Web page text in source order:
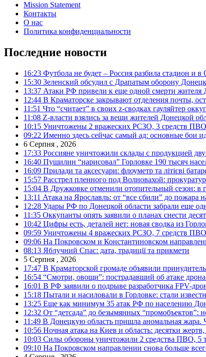
Mission Statement
Контакты
О нас
Политика конфиденциальности
Последние новости
16:23 Футбола не будет – Россия разбила стадион и в
15:30 Зеленский обсудил с Драпатым оборону
13:37 Атаки РФ привели к еще одной смерти жителя
12:44 В Краматорске закрывают отделения почты,
11:51 Что “считает” в своих z-сводках гауляйтер
11:08 Z-власти взялись за вещи жителей Донецкой
10:15 Уничтожены 2 вражеских РСЗО, 3 средств
09:22 Именно здесь сейчас самый ад: основные бои
6 Серпня , 2026
17:33 Россияне уничтожили склады с продукцией
16:40 Пушилин “нарисовал” Горловке 190 тысяч
16:09 Прилади та аксесуари: флоуметр та літієві
15:57 Расстрел пленного под Волновахой:
15:04 В Дружковке отменили отопительный сезон: в
13:11 Атака на Ярославль: от “все сбили” до пожара
12:28 Удары РФ по Донецкой области забрали еще
11:35 Оккупанты опять заявили о планах снести
10:42 Цифры есть, деталей нет: новая сводка из
09:59 Уничтожены 4 вражеских РСЗО, 7 средств
09:06 На Покровском и Константиновском
08:13 Яблучний Спас: дата, традиції та прикмети
5 Серпня , 2026
17:47 В Краматорской громаде объявили
16:54 “Смотри, овощи”: пострадавший об атаке
16:01 В РФ заявили о подрыве разработчика FPV-
15:18 Пытали и насиловали в Горловке: стали
13:25 Еще как минимум 35 атак РФ по населению
12:32 От “детсада” до безымянных “промобъектов”:
11:49 В Донецкую область пришла аномальная жара.
10:56 Ночная атака на Киев и область: десятки
10:03 Силы обороны уничтожили 2 средства ПВО, 5
09:10 На Покровском направлении снова больше